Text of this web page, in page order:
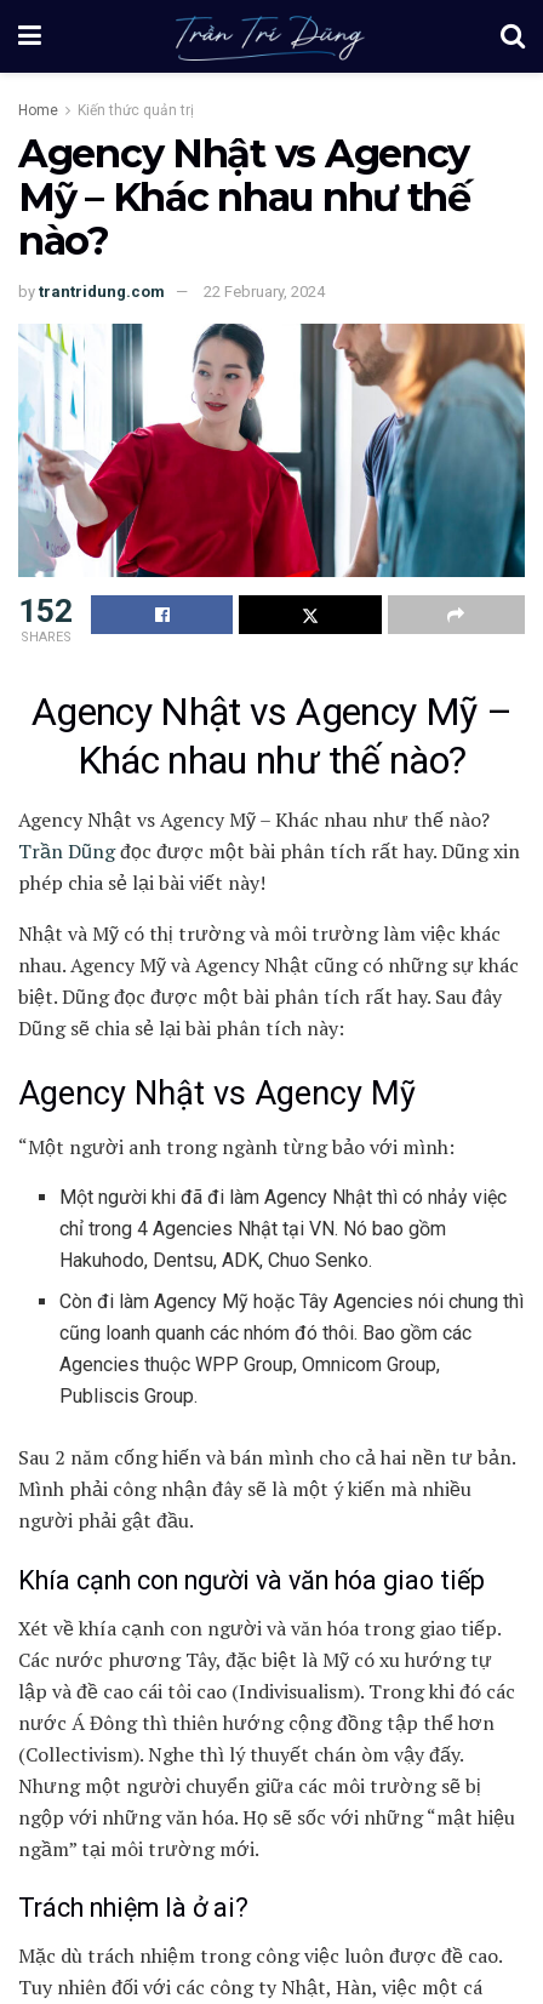
Home Kiến thức quản trị
Agency Nhật vs Agency
Mỹ – Khác nhau như thế
nào?
by trantridung.com 22 February, 2024
152
SHARES
Agency Nhật vs Agency Mỹ –
Khác nhau như thế nào?
Agency Nhật vs Agency Mỹ – Khác nhau như thế nào?
Trần Dũngđọc được một bài phân tích rất hay. Dũng xin
phép chia sẻ lại bài viết này!
Nhật và Mỹ có thị trường và môi trường làm việc khác
nhau. Agency Mỹ và Agency Nhật cũng có những sự khác
biệt. Dũng đọc được một bài phân tích rất hay. Sau đây
Dũng sẽ chia sẻ lại bài phân tích này:
Agency Nhật vs Agency Mỹ
“Một người anh trong ngành từng bảo với mình:
Một người khi đã đi làm Agency Nhật thì có nhảy việc
chỉ trong 4 Agencies Nhật tại VN. Nó bao gồm
Hakuhodo, Dentsu, ADK, Chuo Senko.
Còn đi làm Agency Mỹ hoặc Tây Agencies nói chung thì
cũng loanh quanh các nhóm đó thôi. Bao gồm các
Agencies thuộc WPP Group, Omnicom Group,
Publiscis Group.
Sau 2 năm cống hiến và bán mình cho cả hai nền tư bản.
Mình phải công nhận đây sẽ là một ý kiến mà nhiều
người phải gật đầu.
Khía cạnh con người và văn hóa giao tiếp
Xét về khía cạnh con người và văn hóa trong giao tiếp.
Các nước phương Tây, đặc biệt là Mỹ có xu hướng tự
lập và đề cao cái tôi cao (Indivisualism). Trong khi đó các
nước Á Đông thì thiên hướng cộng đồng tập thể hơn
(Collectivism). Nghe thì lý thuyết chán òm vậy đấy.
Nhưng một người chuyển giữa các môi trường sẽ bị
ngộp với những văn hóa. Họ sẽ sốc với những “mật hiệu
ngầm” tại môi trường mới.
Trách nhiệm là ở ai?
Mặc dù trách nhiệm trong công việc luôn được đề cao.
Tuy nhiên đối với các công ty Nhật, Hàn, việc một cá